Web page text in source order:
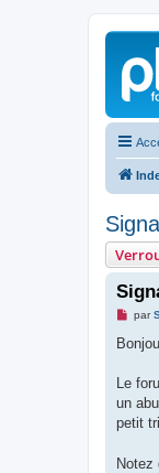
M
s
g
n
o
u
par
Le
un
petit
Notez